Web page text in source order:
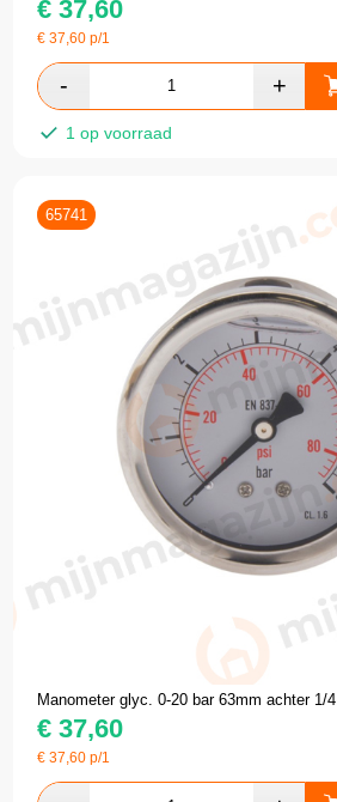
€ 37,60
€37,60 p/1
1 op voorraad
65741
Manometer glyc. 0-20 bar 63mm achter 1/4
€ 37,60
€37,60 p/1